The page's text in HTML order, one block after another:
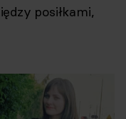
posiłkami,